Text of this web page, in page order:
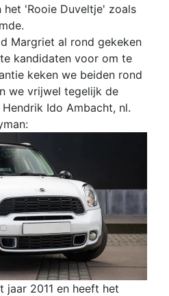
het 'Rooie Duveltje' zoals
Margriet al rond gekeken
kandidaten voor om te
keken we beiden rond
we vrijwel tegelijk de
Ido Ambacht, nl.
jaar 2011 en heeft het